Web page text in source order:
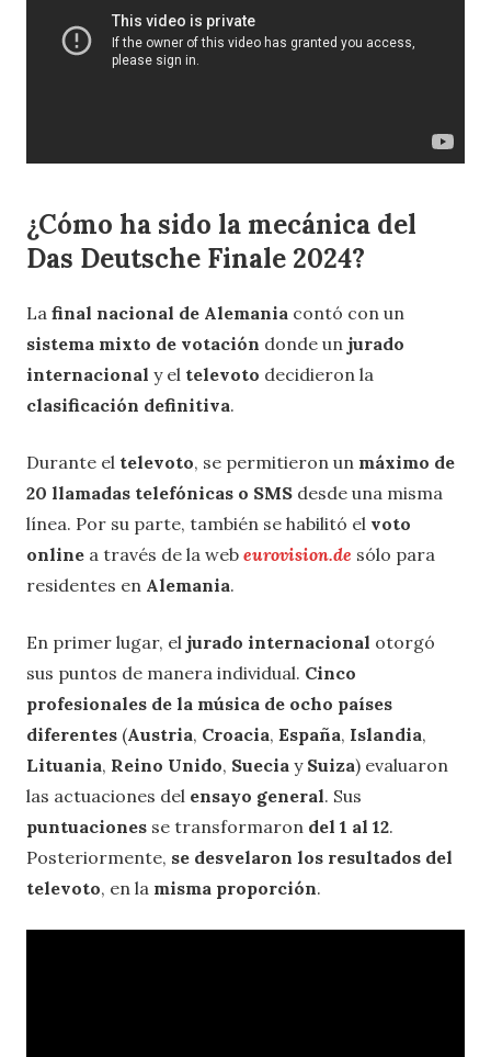
¿Cómo ha sido la mecánica del
Das Deutsche Finale 2024?
La final nacional de Alemania contó con un
sistema mixto de votación donde un jurado
internacional y el televoto decidieron la
clasificación definitiva.
Durante el televoto, se permitieron un máximo de
20 llamadas telefónicas o SMS desde una misma
línea. Por su parte, también se habilitó el voto
online a través de la web eurovision.de sólo para
residentes en Alemania.
En primer lugar, el jurado internacional otorgó
sus puntos de manera individual. Cinco
profesionales de la música de ocho países
diferentes (Austria, Croacia, España, Islandia,
Lituania, Reino Unido, Suecia y Suiza) evaluaron
las actuaciones del ensayo general. Sus
puntuaciones se transformaron del 1 al 12.
Posteriormente, se desvelaron los resultados del
televoto, en la misma proporción.